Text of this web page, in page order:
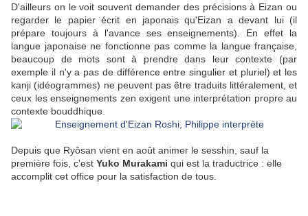
D'ailleurs on le voit souvent demander des précisions à Eizan ou
regarder le papier écrit en japonais qu'Eizan a devant lui (il
prépare toujours à l'avance ses enseignements). En effet la
langue japonaise ne fonctionne pas comme la langue française,
beaucoup de mots sont à prendre dans leur contexte (par
exemple il n'y a pas de différence entre singulier et pluriel) et les
kanji (idéogrammes) ne peuvent pas être traduits littéralement, et
ceux les enseignements zen exigent une interprétation propre au
contexte bouddhique.
Depuis que Ryôsan vient en août animer le sesshin, sauf la
première fois, c'est Yuko Murakami qui est la traductrice : elle
accomplit cet office pour la satisfaction de tous.